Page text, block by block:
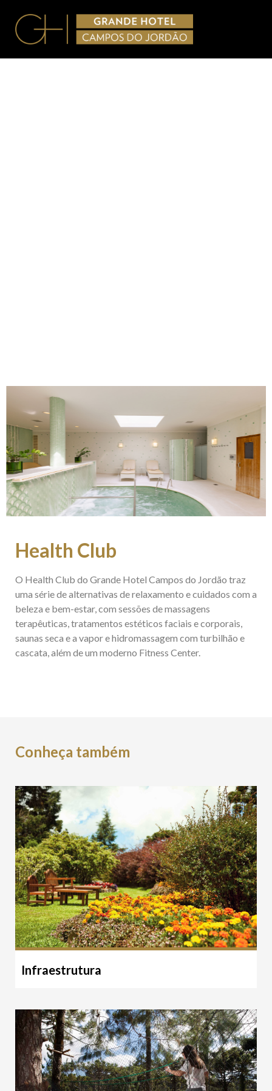
Health Club
O Health Club do Grande Hotel Campos do Jordão traz
uma série de alternativas de relaxamento e cuidados com a
beleza e bem-estar, com sessões de massagens
terapêuticas, tratamentos estéticos faciais e corporais,
saunas seca e a vapor e hidromassagem com turbilhão e
cascata, além de um moderno Fitness Center.
Conheça também
Infraestrutura